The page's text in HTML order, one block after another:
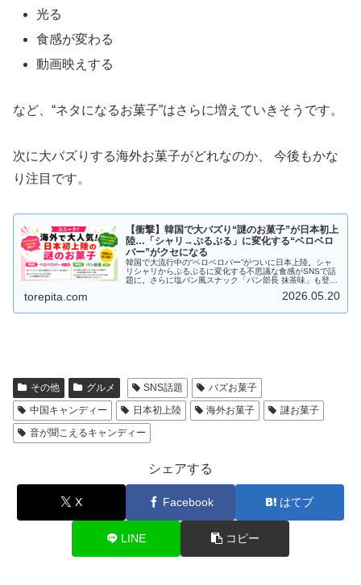
光る
食感が変わる
動画映えする
など、“ネタになるお菓子”はさらに増えていきそうです。
次に大バズりする海外お菓子がどれなのか、 今後もかな
り注目です。
【衝撃】韓国で大バズり“謎のお菓子”が日本初上
陸…「シャリ→ぷるぷる」に変化する“ベロベロ
バー”がクセになる
韓国で大流行中の“ベロベロバー”がついに日本上陸。シャ
リシャリからぷるぷるに変化する不思議な食感がSNSで話
題に。さらに塩パン風スナック「パン部長 抹茶味」も登
torepita.com 2026.05.20
その他 グルメ SNS話題
バズお菓子
中国キャンディー
日本初上陸 海外お菓子
謎お菓子
音が聞こえるキャンディー
シェアする
X Facebook はてブ
LINE コピー